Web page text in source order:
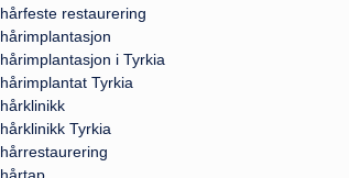
hårfeste restaurering
hårimplantasjon
hårimplantasjon i Tyrkia
hårimplantat Tyrkia
hårklinikk
hårklinikk Tyrkia
hårrestaurering